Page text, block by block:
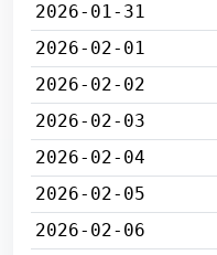
2026-01-31
2026-02-01
2026-02-02
2026-02-03
2026-02-04
2026-02-05
2026-02-06